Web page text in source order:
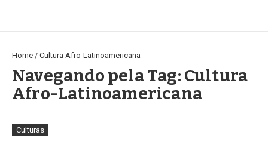
Home / Cultura Afro-Latinoamericana
Navegando pela Tag: Cultura
Afro-Latinoamericana
Culturas